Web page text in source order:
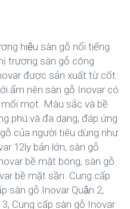
hiệu sàn gỗ nổi tiếng
trương sàn gỗ công
được sản xuất từ cốt
ẩm nên sàn gỗ Inovar có
mọt. Màu sắc và bề
phú và đa dạng, đáp ứng
của người tiêu dùng như
12ly bản lớn, sàn gỗ
bề mặt bóng, sàn gỗ
bề mặt sần. Cung cấp
sàn gỗ Inovar Quận 2,
Cung cấp sàn gỗ Inovar